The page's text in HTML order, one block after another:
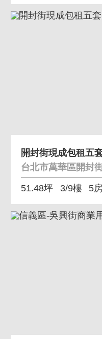
開封街現成包租五
台北市萬華區開封
51.48坪 3/9樓 5